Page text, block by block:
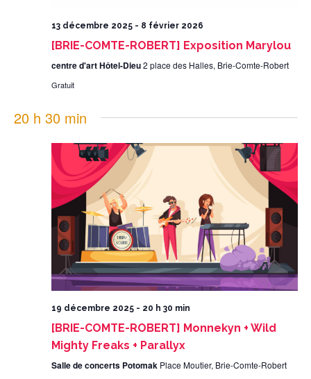
13 décembre 2025- 8 février 2026
[BRIE-COMTE-ROBERT] Exposition Marylou
centre d'art Hôtel-Dieu2 place des Halles, Brie-Comte-Robert
Gratuit
20 h 30 min
19 décembre 2025 - 20 h 30 min
[BRIE-COMTE-ROBERT] Monnekyn + Wild
Mighty Freaks + Parallyx
Salle de concerts Potomak Place Moutier, Brie-Comte-Robert